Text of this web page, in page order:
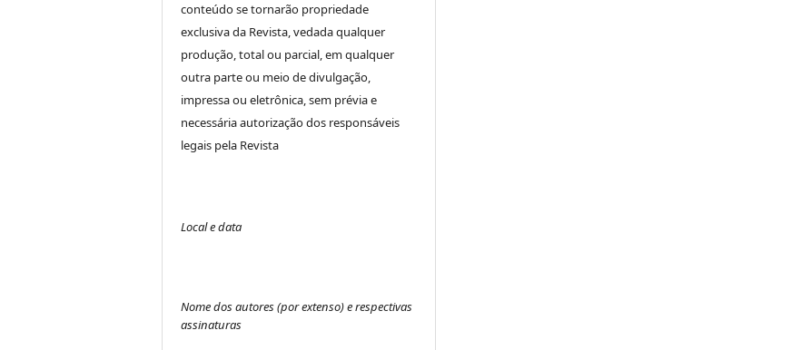
conteúdo se tornarão propriedade
exclusiva da Revista, vedada qualquer
produção, total ou parcial, em qualquer
outra parte ou meio de divulgação,
impressa ou eletrônica, sem prévia e
necessária autorização dos responsáveis
legais pela Revista
Local e data
Nome dos autores (por extenso) e respectivas
assinaturas